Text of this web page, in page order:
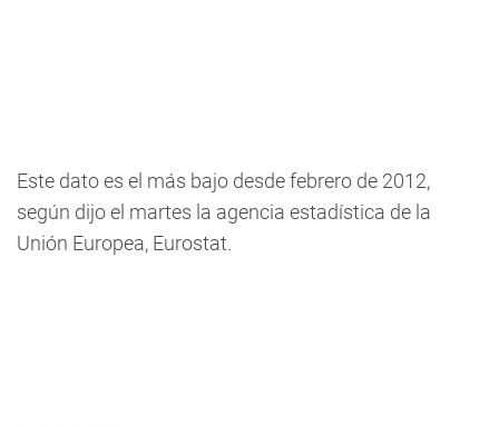
Este dato es el más bajo desde febrero de 2012,
según dijo el martes la agencia estadística de la
Unión Europea, Eurostat.